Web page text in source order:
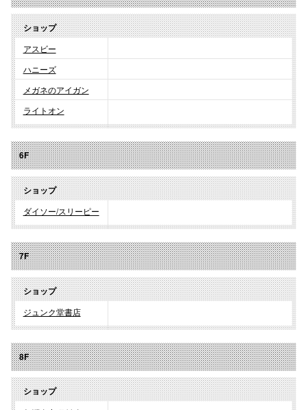
ショップ
アスビー
ハニーズ
メガネのアイガン
ライトオン
6F
ショップ
ダイソー/スリーピー
7F
ショップ
ジュンク堂書店
8F
ショップ